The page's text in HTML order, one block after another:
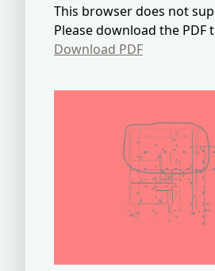
This browser does not
Please download the PDF
Download PDF